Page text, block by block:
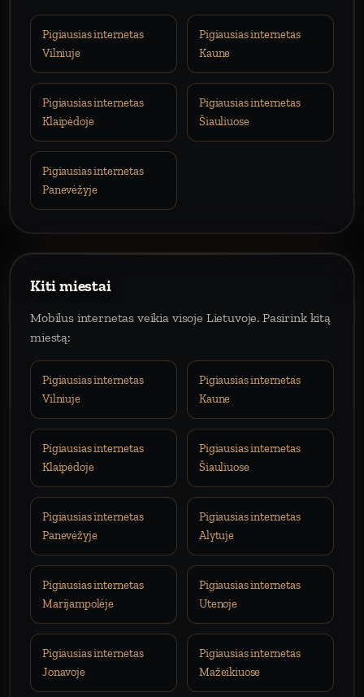
Pigiausias internetas
Vilniuje
Pigiausias internetas
Kaune
Pigiausias internetas
Klaipėdoje
Pigiausias internetas
Šiauliuose
Pigiausias internetas
Panevėžyje
Kiti miestai
Mobilus internetas veikia visoje Lietuvoje. Pasirink kitą
miestą:
Pigiausias internetas
Vilniuje
Pigiausias internetas
Kaune
Pigiausias internetas
Klaipėdoje
Pigiausias internetas
Šiauliuose
Pigiausias internetas
Panevėžyje
Pigiausias internetas
Alytuje
Pigiausias internetas
Marijampolėje
Pigiausias internetas
Utenoje
Pigiausias internetas
Jonavoje
Pigiausias internetas
Mažeikiuose